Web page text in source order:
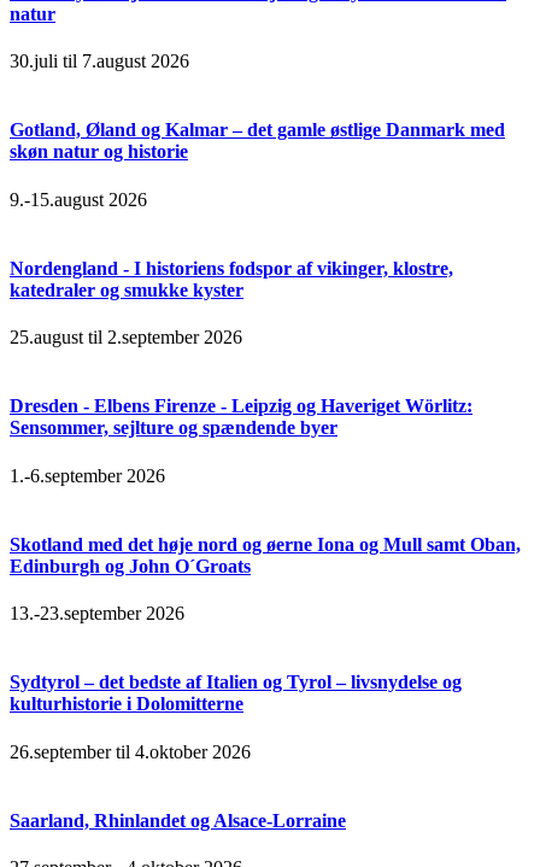
natur
30.juli til 7.august 2026
Gotland, Øland og Kalmar – det gamle østlige Danmark med
skøn natur og historie
9.-15.august 2026
Nordengland - I historiens fodspor af vikinger, klostre,
katedraler og smukke kyster
25.august til 2.september 2026
Dresden - Elbens Firenze - Leipzig og Haveriget Wörlitz:
Sensommer, sejlture og spændende byer
1.-6.september 2026
Skotland med det høje nord og øerne Iona og Mull samt Oban,
Edinburgh og John O´Groats
13.-23.september 2026
Sydtyrol – det bedste af Italien og Tyrol – livsnydelse og
kulturhistorie i Dolomitterne
26.september til 4.oktober 2026
Saarland, Rhinlandet og Alsace-Lorraine